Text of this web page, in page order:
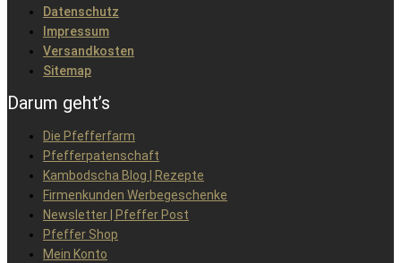
Datenschutz
Impressum
Versandkosten
Sitemap
Darum geht’s
Die Pfefferfarm
Pfefferpatenschaft
Kambodscha Blog | Rezepte
Firmenkunden Werbegeschenke
Newsletter | Pfeffer Post
Pfeffer Shop
Mein Konto